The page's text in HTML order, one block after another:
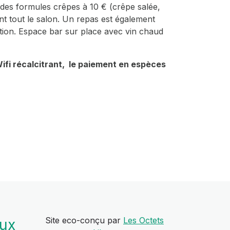
formules crêpes à 10 € (crêpe salée,
tout le salon. Un repas est également
Espace bar sur place avec vin chaud
récalcitrant, le paiement en espèces
Site eco-conçu par Les Octets